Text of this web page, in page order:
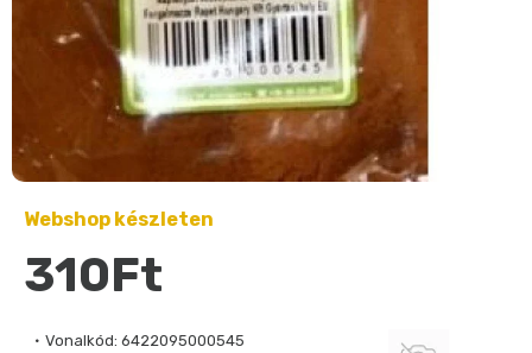
Vonalkód: 6422095000545
Webshop készleten
310Ft